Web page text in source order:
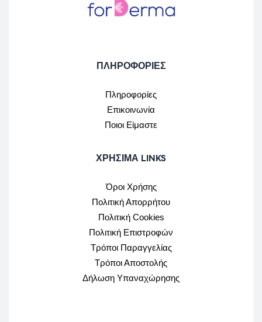
ΠΛΗΡΟΦΟΡΙΕΣ
Πληροφορίες
Επικοινωνία
Ποιοι Είμαστε
ΧΡΉΣΙΜΑ LINKS
Όροι Χρήσης
Πολιτική Απορρήτου
Πολιτική Cookies
Πολιτική Επιστροφών
Τρόποι Παραγγελίας
Τρόποι Αποστολής
Δήλωση Υπαναχώρησης